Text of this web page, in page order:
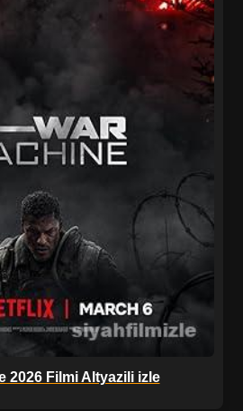
2026 Filmi Altyazili izle